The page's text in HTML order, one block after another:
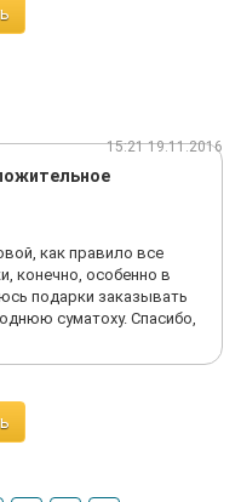
15:21 19.11.2016
как правило все
конечно, особенно в
подарки заказывать
суматоху. Спасибо,